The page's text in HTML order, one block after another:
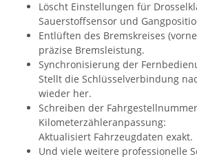
Löscht Einstellungen für
Sauerstoffsensor und
Entlüften des Bremskreises
präzise Bremsleistung.
Synchronisierung der
Stellt die Schlüsselverbindung
wieder her.
Schreiben der
Kilometerzähleranpassung:
Aktualisiert Fahrzeugdaten exakt.
Und viele weitere professionelle